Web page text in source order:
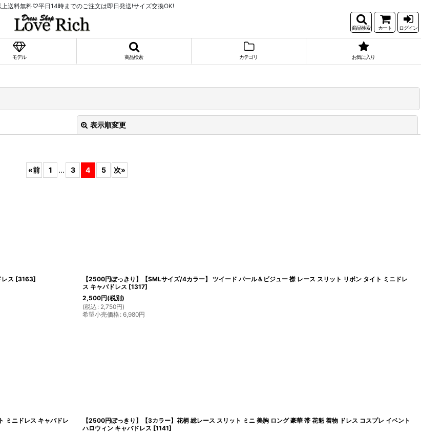
上送料無料♡平日14時までのご注文は即日発送!サイズ交換OK!
商品検索 カート ログイン
モデル 商品検索 カテゴリ お気に入り
表示順変更
«前 1 ... 3 4 5 次»
ス [3163]
【2500円ぽっきり】【SMLサイズ/4カラー】 ツイード パール＆ビジュー 襟 レース スリット リボン タイト ミニドレ
ス キャバドレス [1317]
2,500円(税別)
(税込 : 2,750円)
希望小売価格: 6,980円
ミニドレス キャバドレ
【2500円ぽっきり】【3カラー】花柄 総レース スリット ミニ 美胸 ロング 豪華 帯 花魁 着物 ドレス コスプレ イベント
ハロウィン キャバドレス [1141]